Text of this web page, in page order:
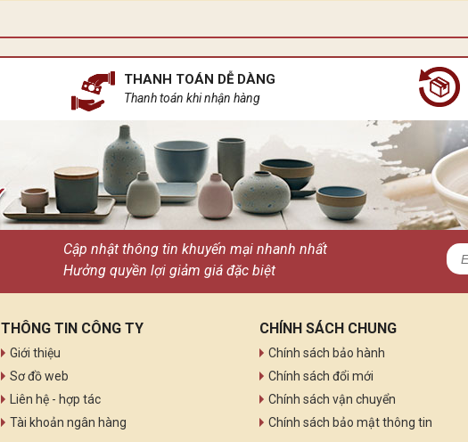
THANH TOÁN DỄ DÀNG
Thanh toán khi nhận hàng
Cập nhật thông tin khuyến mại nhanh nhất
Hưởng quyền lợi giảm giá đặc biệt
THÔNG TIN CÔNG TY
Giới thiệu
Sơ đồ web
Liên hệ - hợp tác
Tài khoản ngân hàng
CHÍNH SÁCH CHUNG
Chính sách bảo hành
Chính sách đổi mới
Chính sách vận chuyển
Chính sách bảo mật thông tin